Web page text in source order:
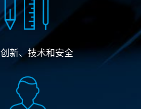
创新、技术和安全